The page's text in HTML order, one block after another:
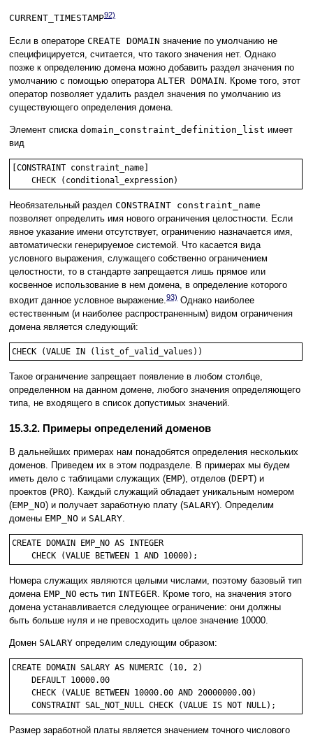
CURRENT_TIMESTAMP92)
Если в операторе CREATE DOMAIN значение по умолчанию не
специфицируется, считается, что такого значения нет. Однако
позже к определению домена можно добавить раздел значения по
умолчанию с помощью оператора ALTER DOMAIN . Кроме того, этот
оператор позволяет удалить раздел значения по умолчанию из
существующего определения домена.
Элемент списка domain_constraint_definition_list имеет
вид
[CONSTRAINT constraint_name]
Необязательный раздел CONSTRAINT constraint_name
позволяет определить имя нового ограничения целостности. Если
явное указание имени отсутствует, ограничению назначается имя,
автоматически генерируемое системой. Что касается вида
условного выражения, служащего собственно ограничением
целостности, то в стандарте запрещается лишь прямое или
косвенное использование в нем домена, в определение которого
входит данное условное выражение. 93) Однако наиболее
естественным (и наиболее распространенным) видом ограничения
домена является следующий:
Такое ограничение запрещает появление в любом столбце,
определенном на данном домене, любого значения определяющего
типа, не входящего в список допустимых значений.
15.3.2. Примеры определений доменов
В дальнейших примерах нам понадобятся определения нескольких
доменов. Приведем их в этом подразделе. В примерах мы будем
иметь дело с таблицами служащих (EMP), отделов (DEPT) и
проектов (PRO). Каждый служащий обладает уникальным номером
(EMP_NO) и получает заработную плату (SALARY). Определим
домены EMP_NO и SALARY
CREATE DOMAIN EMP_NO AS INTEGER
Номера служащих являются целыми числами, поэтому базовый тип
домена EMP_NO есть тип INTEGER . Кроме того, на значения этого
домена устанавливается следующее ограничение: они должны
быть больше нуля и не превосходить целое значение 10000.
Домен SALARY определим следующим образом:
CREATE DOMAIN SALARY AS NUMERIC (10, 2)
    DEFAULT 10000.00
    CHECK (VALUE BETWEEN 10000.00 AND 20000000.00)
Размер заработной платы является значением точного числового